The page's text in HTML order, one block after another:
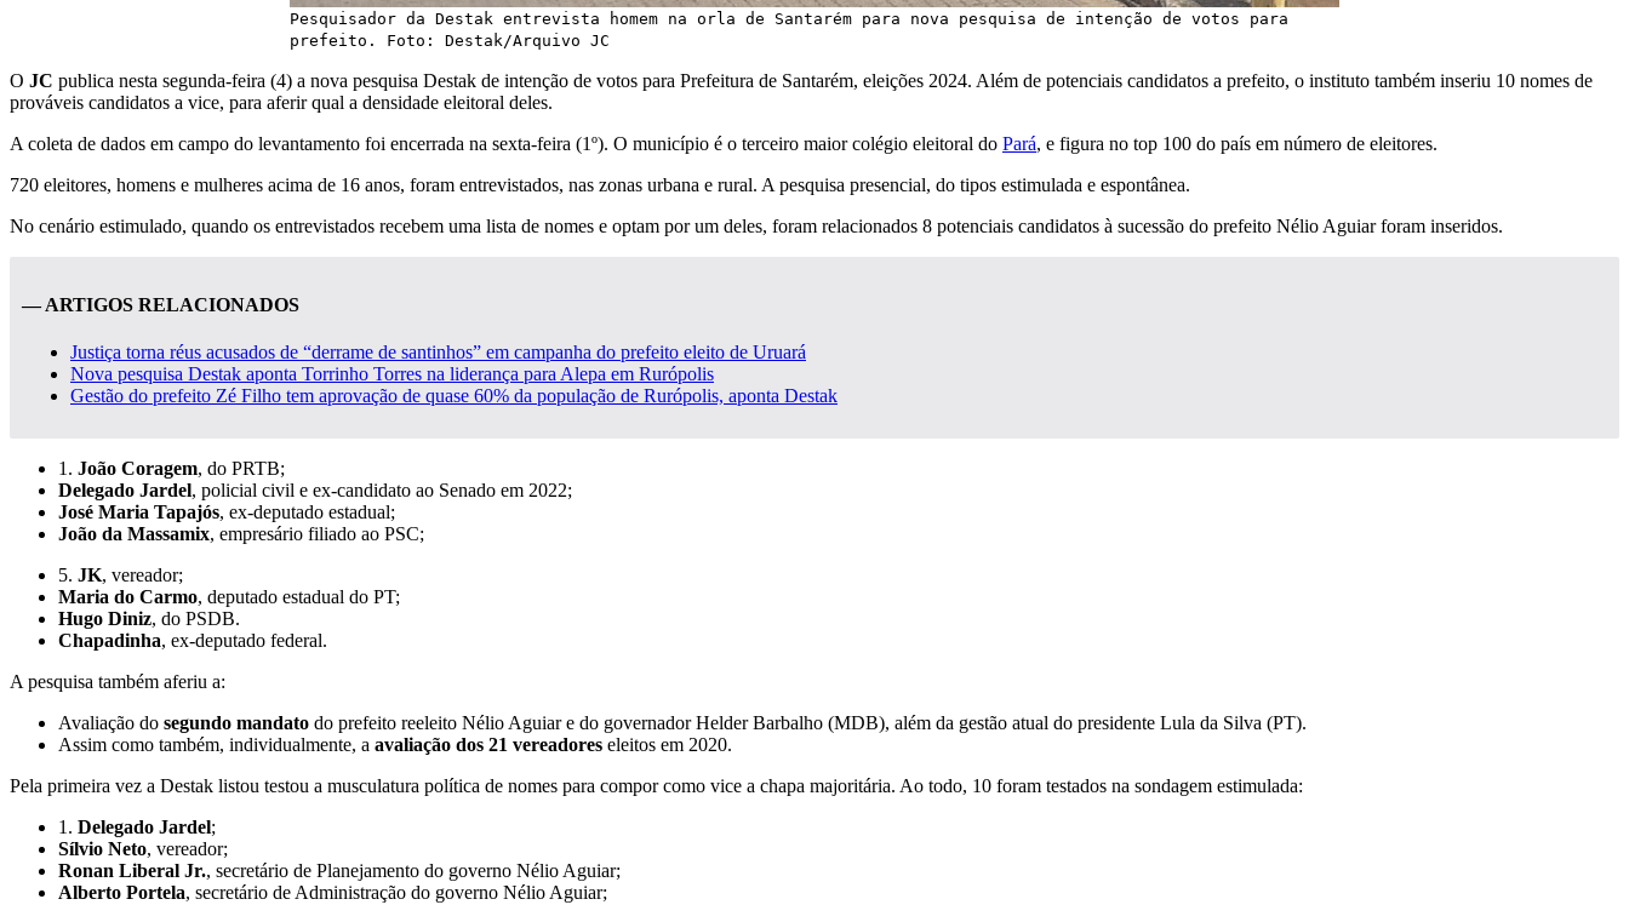
Pesquisador da Destak entrevista homem na orla de Santarém para nova pesquisa de intenção de votos para
prefeito. Foto: Destak/Arquivo JC
O JC publica nesta segunda-feira (4) a nova pesquisa Destak de intenção de votos para Prefeitura de Santarém, eleições 2024. Além de potenciais candidatos a prefeito, o instituto também inseriu 10 nomes de
prováveis candidatos a vice, para aferir qual a densidade eleitoral deles.
A coleta de dados em campo do levantamento foi encerrada na sexta-feira (1º). O município é o terceiro maior colégio eleitoral do Pará, e figura no top 100 do país em número de eleitores.
720 eleitores, homens e mulheres acima de 16 anos, foram entrevistados, nas zonas urbana e rural. A pesquisa presencial, do tipos estimulada e espontânea.
No cenário estimulado, quando os entrevistados recebem uma lista de nomes e optam por um deles, foram relacionados 8 potenciais candidatos à sucessão do prefeito Nélio Aguiar foram inseridos.
— ARTIGOS RELACIONADOS
Justiça torna réus acusados de “derrame de santinhos” em campanha do prefeito eleito de Uruará
Nova pesquisa Destak aponta Torrinho Torres na liderança para Alepa em Rurópolis
Gestão do prefeito Zé Filho tem aprovação de quase 60% da população de Rurópolis, aponta Destak
1. João Coragem, do PRTB;
Delegado Jardel, policial civil e ex-candidato ao Senado em 2022;
José Maria Tapajós, ex-deputado estadual;
João da Massamix, empresário filiado ao PSC;
5. JK, vereador;
Maria do Carmo, deputado estadual do PT;
Hugo Diniz, do PSDB.
Chapadinha, ex-deputado federal.
A pesquisa também aferiu a:
Avaliação do segundo mandato do prefeito reeleito Nélio Aguiar e do governador Helder Barbalho (MDB), além da gestão atual do presidente Lula da Silva (PT).
Assim como também, individualmente, a avaliação dos 21 vereadores eleitos em 2020.
Pela primeira vez a Destak listou testou a musculatura política de nomes para compor como vice a chapa majoritária. Ao todo, 10 foram testados na sondagem estimulada:
1. Delegado Jardel;
Sílvio Neto, vereador;
Ronan Liberal Jr., secretário de Planejamento do governo Nélio Aguiar;
Alberto Portela, secretário de Administração do governo Nélio Aguiar;